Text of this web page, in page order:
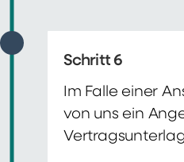
Schritt 6
Im Falle einer
von uns ein